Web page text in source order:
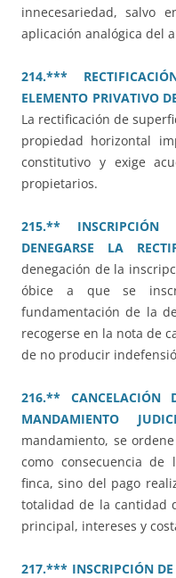
innecesariedad, salvo
aplicación analógica del
214.***
ELEMENTO PRIVATIVO
La rectificación de
propiedad horizontal
constitutivo y exige
propietarios.
215.** INSCRIPCIÓN
DENEGARSE LA
denegación de la
óbice a que se
fundamentación de la
recogerse en la nota de
de no producir
216.** CANCELACIÓN
MANDAMIENTO
mandamiento, se
como consecuencia
finca, sino del pago
totalidad de la cantidad
principal, intereses y
217.*** INSCRIPCIÓN DE